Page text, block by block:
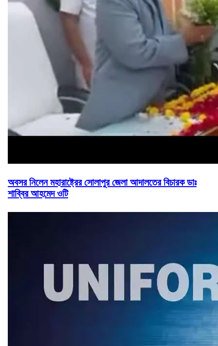
অবসর নিলেন মহারাষ্ট্রের সোলাপুর জেলা আদালতের বিচারক ডাঃ
শাব্বির আহমেদ ওটি